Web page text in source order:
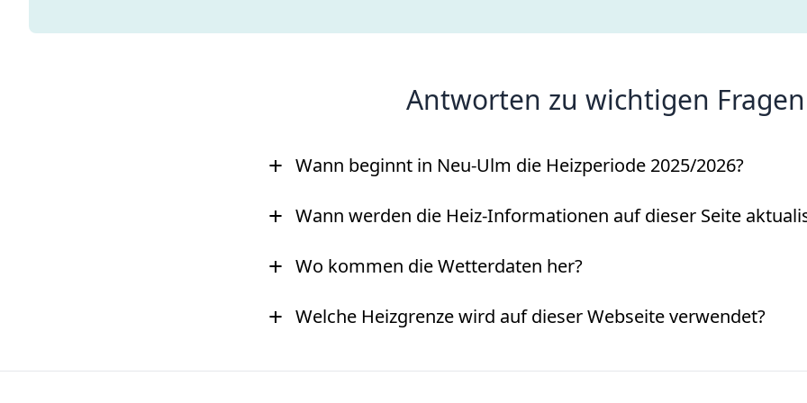
Antworten zu wichtigen Fragen
+ Wann beginnt in Neu-Ulm die Heizperiode 2025/2026?
+ Wann werden die Heiz-Informationen auf dieser Seite
+ Wo kommen die Wetterdaten her?
+ Welche Heizgrenze wird auf dieser Webseite verwendet?